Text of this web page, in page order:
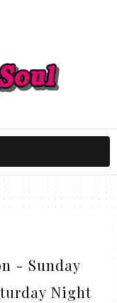
- Sunday
Night